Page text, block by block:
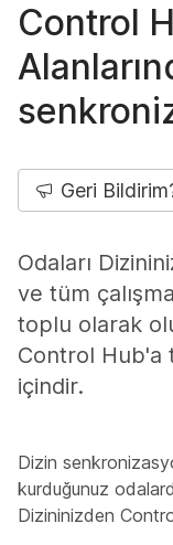
Control
Geri
Odaları
ve tüm
toplu olarak
Control Hub'a
içindir.
Dizin
kurduğunuz
Dizininizden